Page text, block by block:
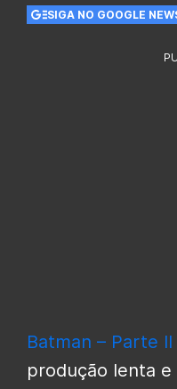
SIGA NO GOOGLE
Batman – Parte II
produção lenta e